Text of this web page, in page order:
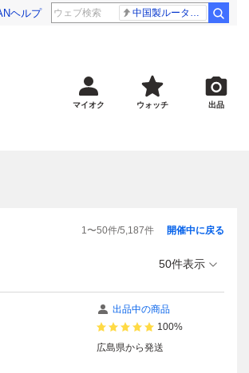
ヘルプ 中国製ルーター20機種
マイオク ウォッチ 出品
1〜50件/5,187件 開催中に戻る
50件表示
出品中の商品
100%
広島県から発送